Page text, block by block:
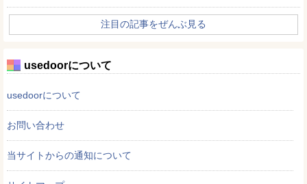
注目の記事をぜんぶ見る
usedoorについて
usedoorについて
お問い合わせ
当サイトからの通知について